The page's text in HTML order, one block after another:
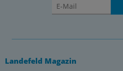
Landefeld Magazin